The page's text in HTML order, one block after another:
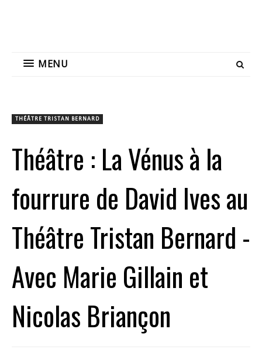
MENU
THÉÂTRE TRISTAN BERNARD
Théâtre : La Vénus à la
fourrure de David Ives au
Théâtre Tristan Bernard -
Avec Marie Gillain et
Nicolas Briançon